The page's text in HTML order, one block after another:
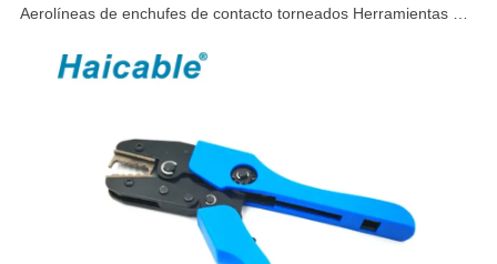
Aerolíneas de enchufes de contacto torneados Herramientas de